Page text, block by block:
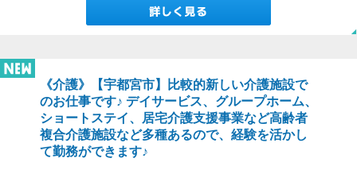
《介護》【宇都宮市】比較的新しい介護施設で
のお仕事です♪ デイサービス、グループホーム、
ショートステイ、居宅介護支援事業など高齢者
複合介護施設など多種あるので、経験を活かし
て勤務ができます♪